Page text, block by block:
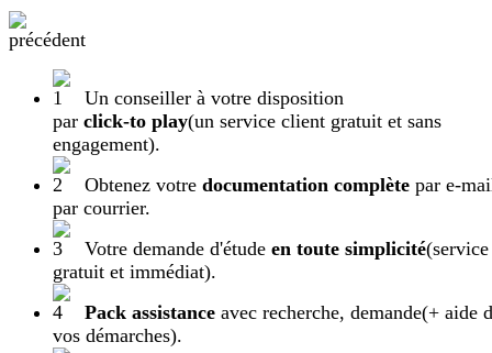
Un conseiller à votre disposition
par click-to play(un service client gratuit et sans
engagement).
Obtenez votre documentation complète par e-
par courrier.
Votre demande d'étude en toute simplicité(service
gratuit et immédiat).
Pack assistance avec recherche, demande(+ aide
vos démarches).